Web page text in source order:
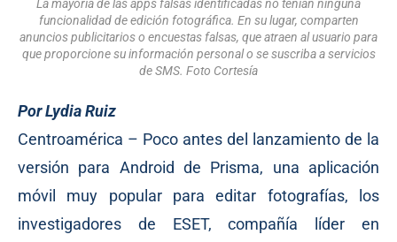
La mayoría de las apps falsas identificadas no tenían ninguna
funcionalidad de edición fotográfica. En su lugar, comparten
anuncios publicitarios o encuestas falsas, que atraen al usuario para
que proporcione su información personal o se suscriba a servicios
de SMS. Foto Cortesía
Por Lydia Ruiz
Centroamérica – Poco antes del lanzamiento de la
versión para Android de Prisma, una aplicación
móvil muy popular para editar fotografías, los
investigadores de ESET, compañía líder en